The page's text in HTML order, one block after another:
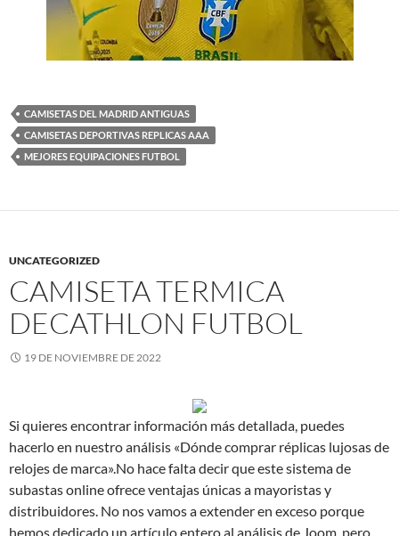
CAMISETAS DEL MADRID ANTIGUAS
CAMISETAS DEPORTIVAS REPLICAS AAA
MEJORES EQUIPACIONES FUTBOL
UNCATEGORIZED
CAMISETA TERMICA
DECATHLON FUTBOL
19 DE NOVIEMBRE DE 2022
Si quieres encontrar información más detallada, puedes
hacerlo en nuestro análisis «Dónde comprar réplicas lujosas de
relojes de marca».No hace falta decir que este sistema de
subastas online ofrece ventajas únicas a mayoristas y
distribuidores. No nos vamos a extender en exceso porque
hemos dedicado un artículo entero al análisis de Joom, pero